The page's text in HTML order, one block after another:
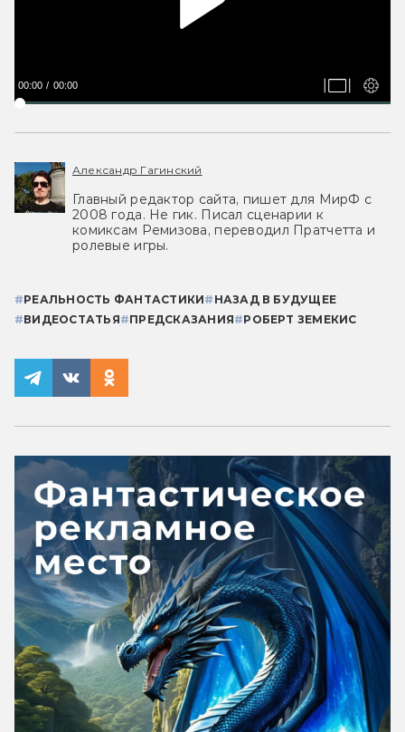
00:00 00:00
Александр Гагинский
Главный редактор сайта, пишет для МирФ с
2008 года. Не гик. Писал сценарии к
комиксам Ремизова, переводил Пратчетта и
ролевые игры.
#РЕАЛЬНОСТЬ ФАНТАСТИКИ# НАЗАД В БУДУЩЕЕ
#ВИДЕОСТАТЬЯ#ПРЕДСКАЗАНИЯ#РОБЕРТ ЗЕМЕКИС